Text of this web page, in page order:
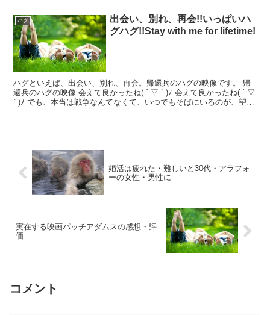
ハグ
出会い、別れ、再会!!いっぱいハ
グハグ!!Stay with me for lifetime!
ハグといえば、出会い、別れ、再会。帰還兵のハグの映像です。 帰
還兵のハグの映像 会えて良かったね( ´ ▽ ` )ﾉ 会えて良かったね( ´ ▽
` )ﾉ でも、本当は戦争なんてなくて、いつでもそばにいるのが、望ま
婚活は疲れた・難しいと30代・アラフォ
ーの女性・男性に
実在する映画パッチアダムスの感想・評
価
コメント